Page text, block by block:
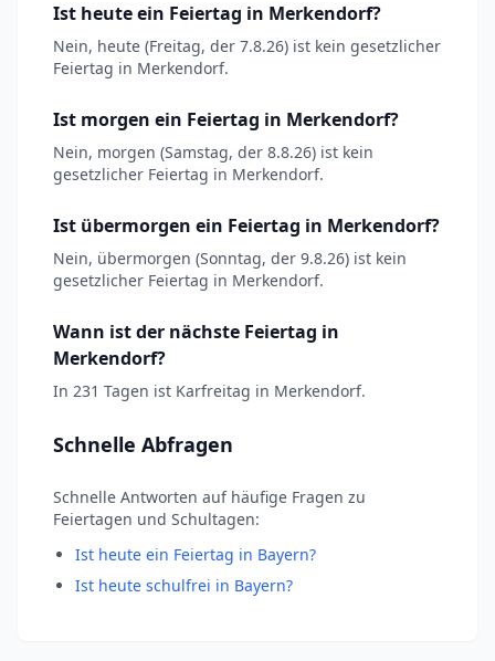
Ist heute ein Feiertag in Merkendorf?
Nein, heute (Freitag, der 7.8.26) ist kein gesetzlicher
Feiertag in Merkendorf.
Ist morgen ein Feiertag in Merkendorf?
Nein, morgen (Samstag, der 8.8.26) ist kein
gesetzlicher Feiertag in Merkendorf.
Ist übermorgen ein Feiertag in Merkendorf?
Nein, übermorgen (Sonntag, der 9.8.26) ist kein
gesetzlicher Feiertag in Merkendorf.
Wann ist der nächste Feiertag in
Merkendorf?
In 231 Tagen ist Karfreitag in Merkendorf.
Schnelle Abfragen
Schnelle Antworten auf häufige Fragen zu
Feiertagen und Schultagen:
Ist heute ein Feiertag in Bayern?
Ist heute schulfrei in Bayern?